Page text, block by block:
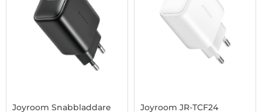
Joyroom Snabbladdare
Joyroom JR-TCF24